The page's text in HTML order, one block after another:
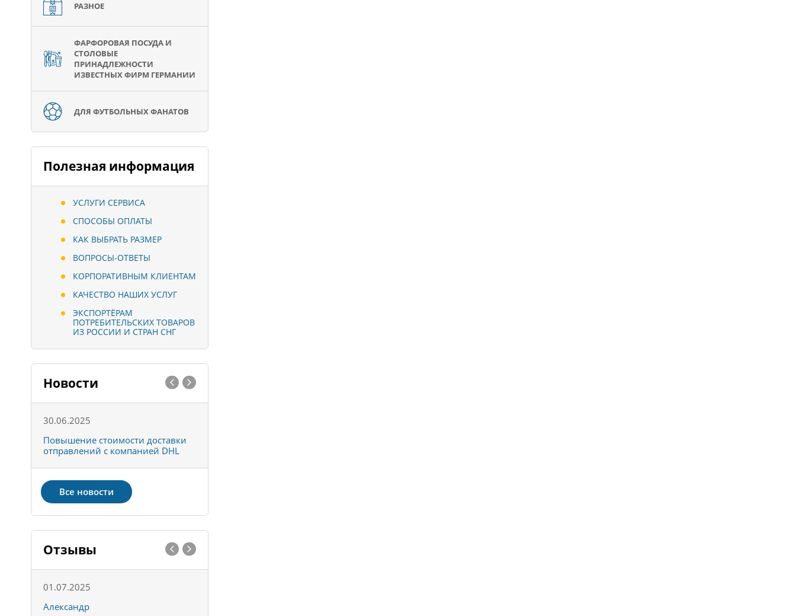
РАЗНОЕ
ФАРФОРОВАЯ ПОСУДА И
СТОЛОВЫЕ
ПРИНАДЛЕЖНОСТИ
ИЗВЕСТНЫХ ФИРМ ГЕРМАНИИ
ДЛЯ ФУТБОЛЬНЫХ ФАНАТОВ
Полезная информация
УСЛУГИ СЕРВИСА
СПОСОБЫ ОПЛАТЫ
КАК ВЫБРАТЬ РАЗМЕР
ВОПРОСЫ-ОТВЕТЫ
КОРПОРАТИВНЫМ КЛИЕНТАМ
КАЧЕСТВО НАШИХ УСЛУГ
ЭКСПОРТЁРАМ
ПОТРЕБИТЕЛЬСКИХ ТОВАРОВ
ИЗ РОССИИ И СТРАН СНГ
Новости
30.06.2025
Повышение стоимости доставки
отправлений с компанией DHL
Все новости
Отзывы
01.07.2025
Александр